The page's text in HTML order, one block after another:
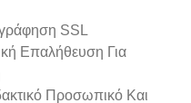
SSL
Επαλήθευση Για
Προσωπικό Και